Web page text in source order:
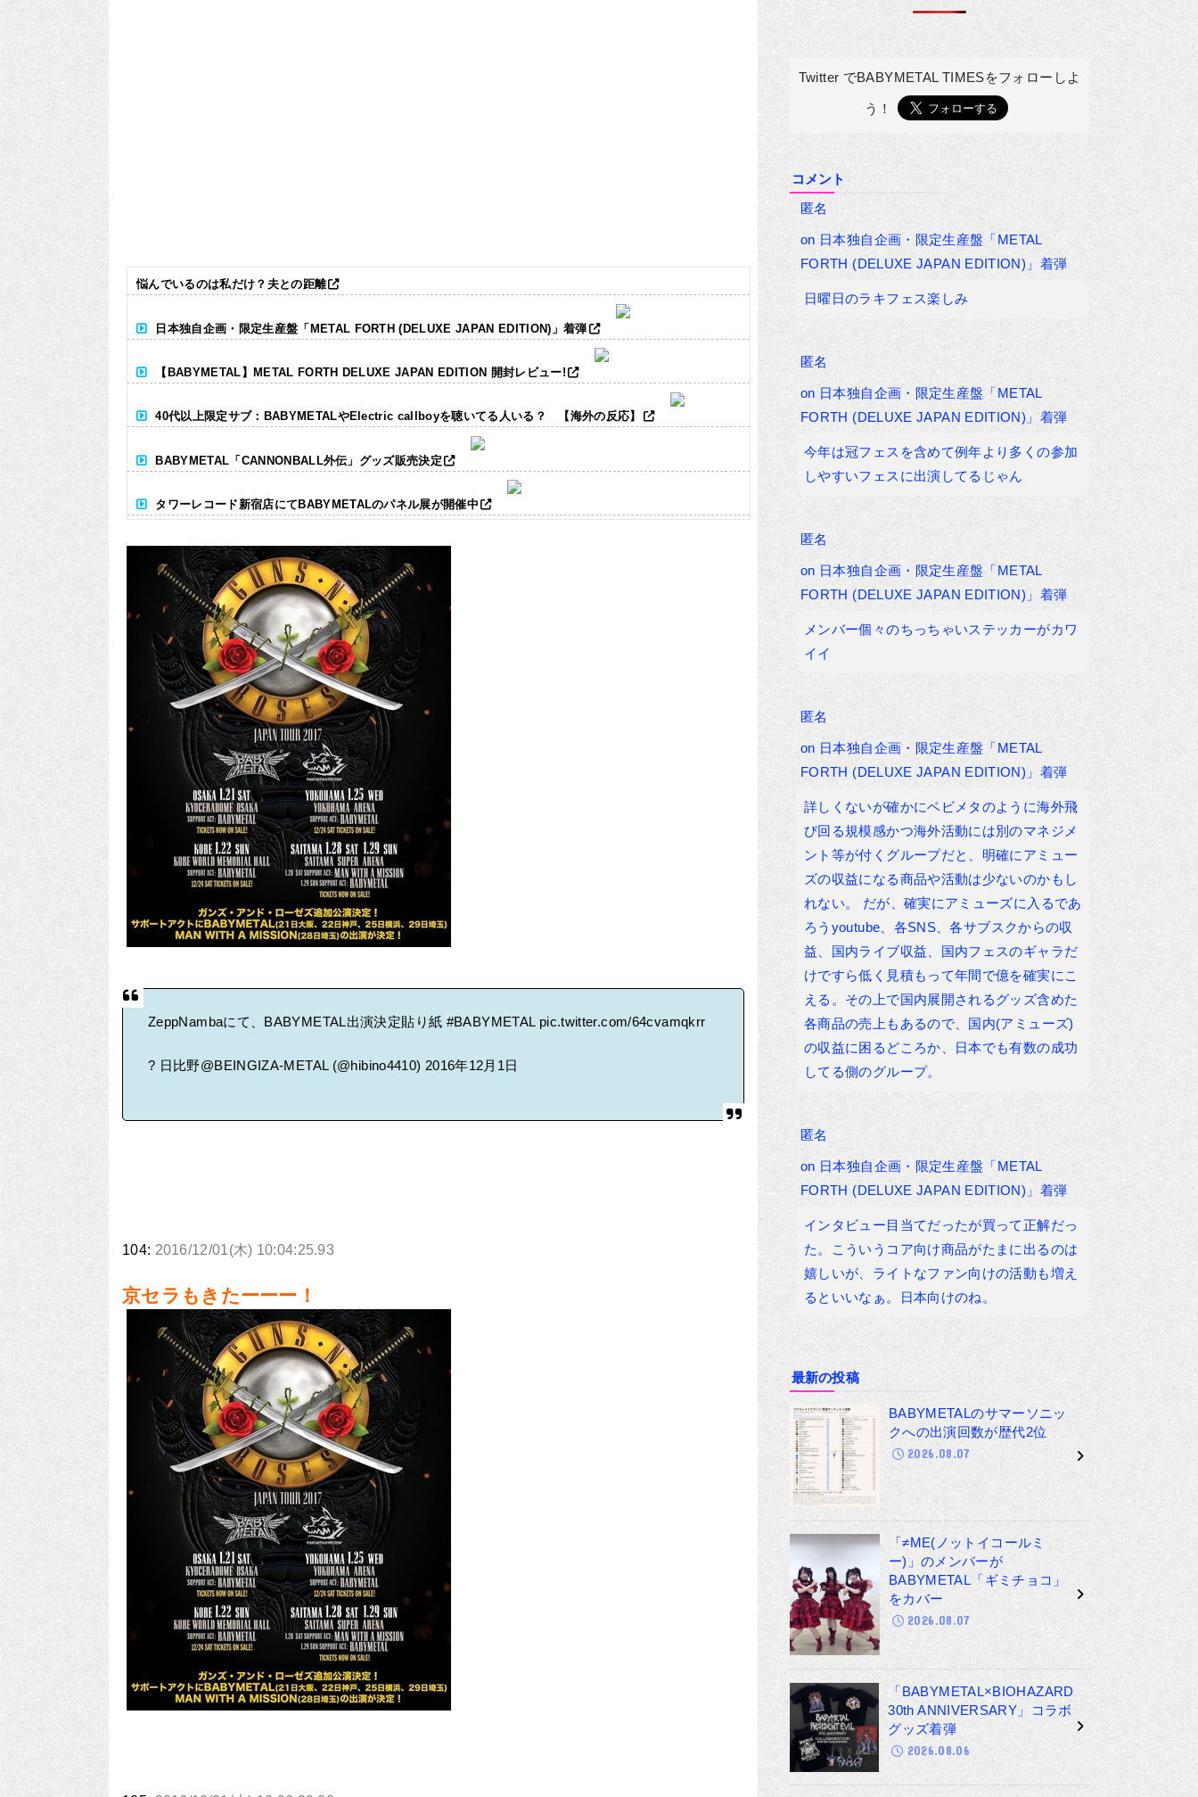
悩んでいるのは私だけ？夫との距離
日本独自企画・限定生産盤「METAL FORTH (DELUXE JAPAN EDITION)」着弾
【BABYMETAL】METAL FORTH DELUXE JAPAN EDITION 開封レビュー!
40代以上限定サブ：BABYMETALやElectric callboyを聴いてる人いる？ 【海外の反応】
BABYMETAL「CANNONBALL外伝」グッズ販売決定
タワーレコード新宿店にてBABYMETALのパネル展が開催中
ZeppNambaにて、BABYMETAL出演決定貼り紙 #BABYMETAL pic.twitter.com/64cvamqkrr
? 日比野@BEINGIZA-METAL (@hibino4410) 2016年12月1日
104: 2016/12/01(木) 10:04:25.93
京セラもきたーーー！
Twitter でBABYMETAL TIMESをフォローしよ
う！
コメント
匿名
on 日本独自企画・限定生産盤「METAL
FORTH (DELUXE JAPAN EDITION)」着弾
日曜日のラキフェス楽しみ
匿名
on 日本独自企画・限定生産盤「METAL
FORTH (DELUXE JAPAN EDITION)」着弾
今年は冠フェスを含めて例年より多くの参加
しやすいフェスに出演してるじゃん
匿名
on 日本独自企画・限定生産盤「METAL
FORTH (DELUXE JAPAN EDITION)」着弾
メンバー個々のちっちゃいステッカーがカワ
イイ
匿名
on 日本独自企画・限定生産盤「METAL
FORTH (DELUXE JAPAN EDITION)」着弾
詳しくないが確かにベビメタのように海外飛
び回る規模感かつ海外活動には別のマネジメ
ント等が付くグループだと、明確にアミュー
ズの収益になる商品や活動は少ないのかもし
れない。 だが、確実にアミューズに入るであ
ろうyoutube、各SNS、各サブスクからの収
益、国内ライブ収益、国内フェスのギャラだ
けですら低く見積もって年間で億を確実にこ
える。その上で国内展開されるグッズ含めた
各商品の売上もあるので、国内(アミューズ)
の収益に困るどころか、日本でも有数の成功
してる側のグループ。
匿名
on 日本独自企画・限定生産盤「METAL
FORTH (DELUXE JAPAN EDITION)」着弾
インタビュー目当てだったが買って正解だっ
た。こういうコア向け商品がたまに出るのは
嬉しいが、ライトなファン向けの活動も増え
るといいなぁ。日本向けのね。
最新の投稿
BABYMETALのサマーソニッ
クへの出演回数が歴代2位
2026.08.07
「≠ME(ノットイコールミ
ー)」のメンバーが
BABYMETAL「ギミチョコ」
をカバー
2026.08.07
「BABYMETAL×BIOHAZARD
30th ANNIVERSARY」コラボ
グッズ着弾
2026.08.06